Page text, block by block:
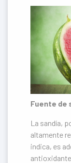
Fuente de
La sandía,
altamente
indica, es